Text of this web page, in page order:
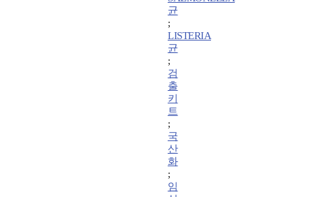
균
;
LISTERIA
균
;
검
출
키
트
;
국
산
화
;
임